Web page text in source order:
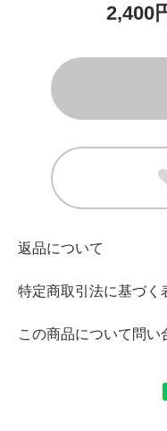
2,400
返品について
特定商取引法に基づく
この商品について問い